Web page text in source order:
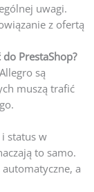
uwagi.
z ofertą
PrestaShop?
są
muszą trafić
status w
to samo.
a